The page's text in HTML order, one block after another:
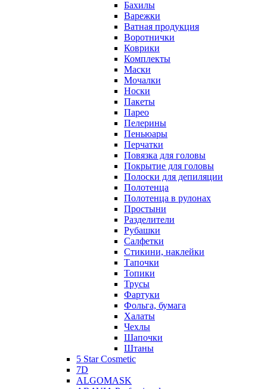
Бахилы
Варежки
Ватная продукция
Воротнички
Коврики
Комплекты
Маски
Мочалки
Носки
Пакеты
Парео
Пелерины
Пеньюары
Перчатки
Повязка для головы
Покрытие для головы
Полоски для депиляции
Полотенца
Полотенца в рулонах
Простыни
Разделители
Рубашки
Салфетки
Стикини, наклейки
Тапочки
Топики
Трусы
Фартуки
Фольга, бумага
Халаты
Чехлы
Шапочки
Штаны
5 Star Cosmetic
7D
ALGOMASK